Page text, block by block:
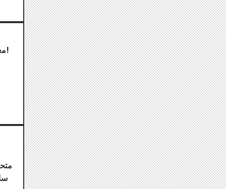
مجموعة طوابع الإطار الأصلية "الذكرى الأربعون لـ City Hunter" معروضة للبيع الآن!